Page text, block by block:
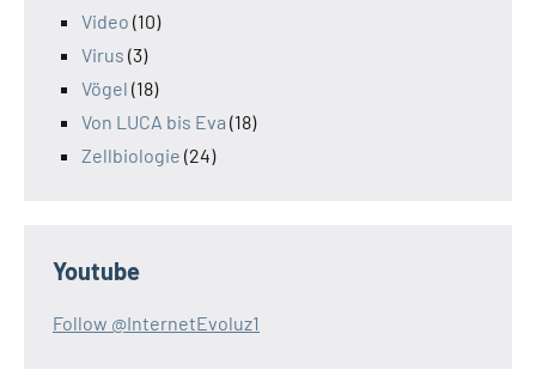
Video (10)
Virus (3)
Vögel (18)
Von LUCA bis Eva (18)
Zellbiologie (24)
Youtube
Follow @InternetEvoluz1